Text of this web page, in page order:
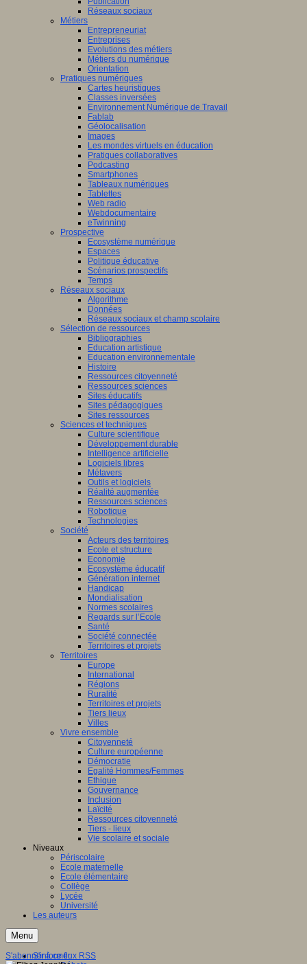
Réseaux sociaux
Métiers
Entrepreneuriat
Entreprises
Evolutions des métiers
Métiers du numérique
Orientation
Pratiques numériques
Cartes heuristiques
Classes inversées
Environnement Numérique de Travail
Fablab
Géolocalisation
Images
Les mondes virtuels en éducation
Pratiques collaboratives
Podcasting
Smartphones
Tableaux numériques
Tablettes
Web radio
Webdocumentaire
eTwinning
Prospective
Ecosystème numérique
Espaces
Politique éducative
Scénarios prospectifs
Temps
Réseaux sociaux
Algorithme
Données
Réseaux sociaux et champ scolaire
Sélection de ressources
Bibliographies
Education artistique
Education environnementale
Histoire
Ressources citoyenneté
Ressources sciences
Sites éducatifs
Sites pédagogiques
Sites ressources
Sciences et techniques
Culture scientifique
Développement durable
Intelligence artificielle
Logiciels libres
Métavers
Outils et logiciels
Réalité augmentée
Ressources sciences
Robotique
Technologies
Société
Acteurs des territoires
Ecole et structure
Economie
Ecosystème éducatif
Génération internet
Handicap
Mondialisation
Normes scolaires
Regards sur l’Ecole
Santé
Société connectée
Territoires et projets
Territoires
Europe
International
Régions
Ruralité
Territoires et projets
Tiers lieux
Villes
Vivre ensemble
Citoyenneté
Culture européenne
Démocratie
Egalité Hommes/Femmes
Ethique
Gouvernance
Inclusion
Laïcité
Ressources citoyenneté
Tiers - lieux
Vie scolaire et sociale
Niveaux
Périscolaire
Ecole maternelle
Ecole élémentaire
Collège
Lycée
Université
Les auteurs
Menu
S'informer
S'abonner à ce flux RSS